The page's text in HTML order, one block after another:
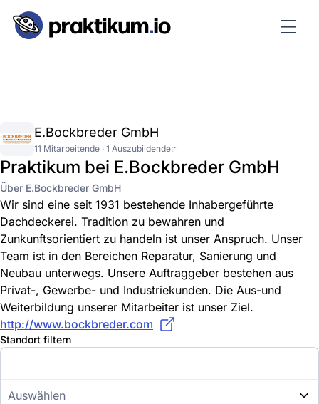
E.Bockbreder GmbH
11 Mitarbeitende · 1 Auszubildende:r
Praktikum bei E.Bockbreder GmbH
Über E.Bockbreder GmbH
Wir sind eine seit 1931 bestehende Inhabergeführte
Dachdeckerei. Tradition zu bewahren und
Zunkunftsorientiert zu handeln ist unser Anspruch. Unser
Team ist in den Bereichen Reparatur, Sanierung und
Neubau unterwegs. Unsere Auftraggeber bestehen aus
Privat-, Gewerbe- und Industriekunden. Die Aus-und
Weiterbildung unserer Mitarbeiter ist unser Ziel.
http://www.bockbreder.com
Standort filtern
Auswählen